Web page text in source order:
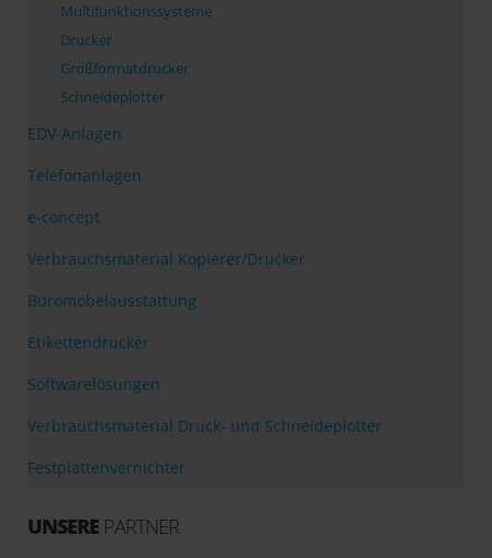
Multifunktionssysteme
Drucker
Großformatdrucker
Schneideplotter
EDV-Anlagen
Telefonanlagen
e-concept
Verbrauchsmaterial Kopierer/Drucker
Büromöbelausstattung
Etikettendrucker
Softwarelösungen
Verbrauchsmaterial Druck- und Schneideplotter
Festplattenvernichter
UNSERE PARTNER